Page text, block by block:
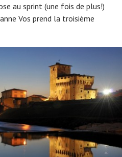
au sprint (une fois de plus!)
Vos prend la troisième